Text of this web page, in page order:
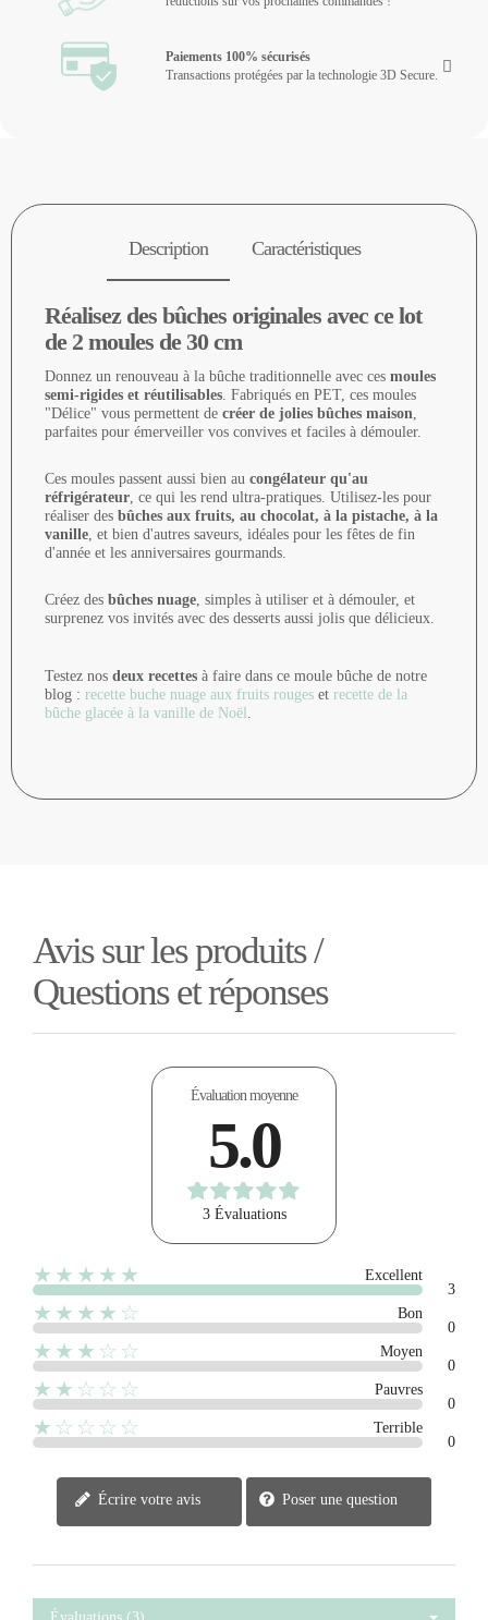
Paiements 100% sécurisés
Transactions protégées par la technologie 3D Secure.
Description Caractéristiques
Réalisez des bûches originales avec ce lot
de 2 moules de 30 cm
Donnez un renouveau à la bûche traditionnelle avec ces moules
semi-rigides et réutilisables . Fabriqués en PET, ces moules
"Délice" vous permettent de créer de jolies bûches maison
parfaites pour émerveiller vos convives et faciles à démouler.
Ces moules passent aussi bien au congélateur qu'au
réfrigérateur , ce qui les rend ultra-pratiques. Utilisez-les pour
réaliser des bûches aux fruits, au chocolat, à la pistache, à la
vanille , et bien d'autres saveurs, idéales pour les fêtes de fin
d'année et les anniversaires gourmands.
Créez des bûches nuage , simples à utiliser et à démouler, et
surprenez vos invités avec des desserts aussi jolis que délicieux.
Testez nos deux recettes à faire dans ce moule bûche de notre
blog : recette buche nuage aux fruits rouges et recette de la
bûche glacée à la vanille de Noël
Avis sur les produits /
Questions et réponses
Évaluation moyenne
5.0
3 Évaluations
★★★★★
Excellent
3
★★★★☆
Bon
0
★★★☆☆
Moyen
0
★★☆☆☆
Pauvres
0
★☆☆☆☆
Terrible
0
Écrire votre avis Poser une question